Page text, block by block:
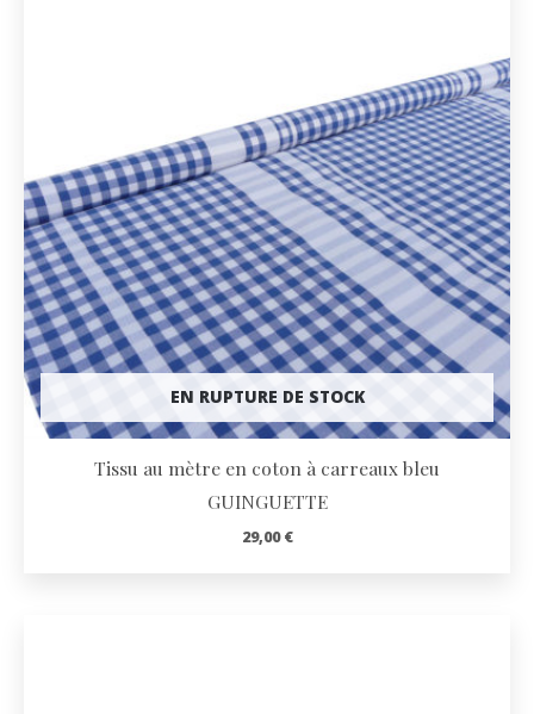
EN RUPTURE DE STOCK
Tissu au mètre en coton à carreaux bleu
GUINGUETTE
29,00€